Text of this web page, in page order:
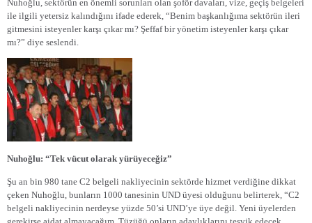
Nuhoğlu, sektörün en önemli sorunları olan şoför davaları, vize, geçiş belgeleri
ile ilgili yetersiz kalındığını ifade ederek, “Benim başkanlığıma sektörün ileri
gitmesini isteyenler karşı çıkar mı? Şeffaf bir yönetim isteyenler karşı çıkar
mı?” diye seslendi.
Nuhoğlu: “Tek vücut olarak yürüyeceğiz”
Şu an bin 980 tane C2 belgeli nakliyecinin sektörde hizmet verdiğine dikkat
çeken Nuhoğlu, bunların 1000 tanesinin UND üyesi olduğunu belirterek, “C2
belgeli nakliyecinin nerdeyse yüzde 50’si UND’ye üye değil. Yeni üyelerden